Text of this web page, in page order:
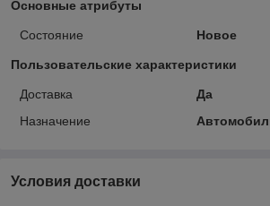
Основные атрибуты
Состояние Новое
Пользовательские характеристики
Доставка
Да
Назначение
Условия доставки